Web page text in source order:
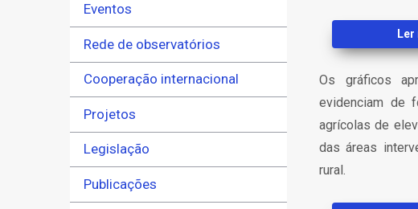
Os gráficos
evidenciam de
agrícolas de
das áreas
rural.
Eventos
Rede de observatórios
Cooperação internacional
Projetos
Legislação
Publicações